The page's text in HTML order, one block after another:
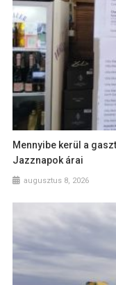
Mennyibe kerül a
Jazznapok árai
augusztus 8, 2026